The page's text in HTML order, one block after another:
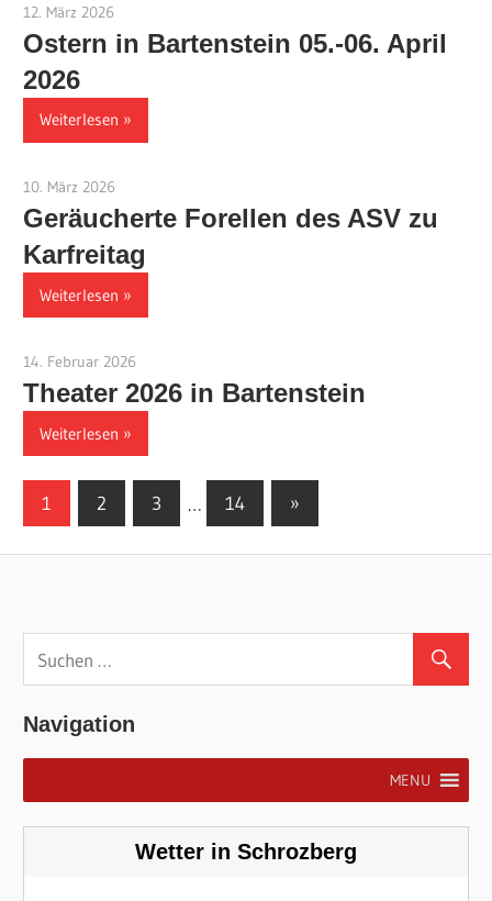
12. März 2026
Ostern in Bartenstein 05.-06. April
2026
Weiterlesen
10. März 2026
Geräucherte Forellen des ASV zu
Karfreitag
Weiterlesen
14. Februar 2026
Theater 2026 in Bartenstein
Weiterlesen
Seitennummerierung
1 2 3 … 14
Nächste
Beiträge
»
Navigation
MENU
Wetter in Schrozberg